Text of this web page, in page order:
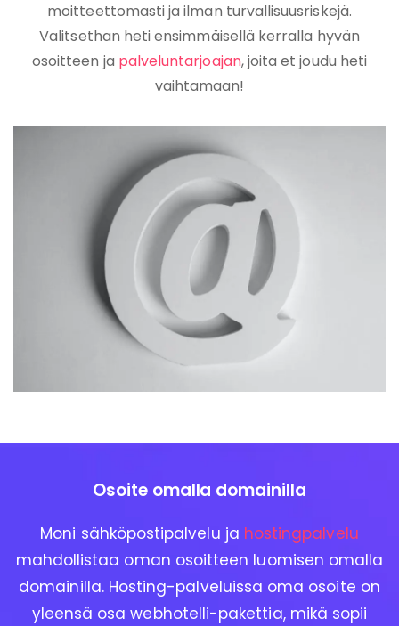
moitteettomasti ja ilman turvallisuusriskejä.
Valitsethan heti ensimmäisellä kerralla hyvän
osoitteen ja palveluntarjoajan, joita et joudu heti
vaihtamaan!
Osoite omalla domainilla
Moni sähköpostipalvelu ja hostingpalvelu
mahdollistaa oman osoitteen luomisen omalla
domainilla. Hosting-palveluissa oma osoite on
yleensä osa webhotelli-pakettia, mikä sopii